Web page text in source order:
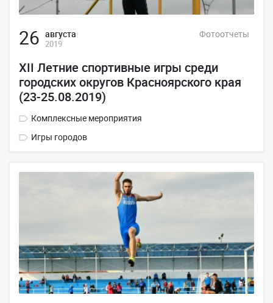
26 августа
2019
Фотоотчеты
XII Летние спортивные игры среди
городских округов Красноярского края
(23-25.08.2019)
Комплексные мероприятия
Игры городов